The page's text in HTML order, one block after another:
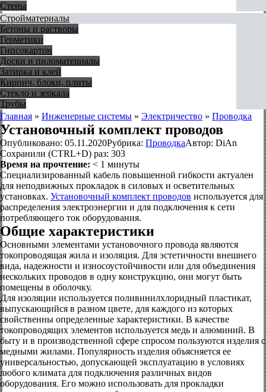
Стены
Стройматериалы
Бетоны и растворы
Герметики
Гипсокартон
Доски и пиломатериалы
Затирка и клей
Кирпич, блоки, плиты
Стекло и зеркала
Трубы
Главная » Инженерные системы » Электричество » Проводка
Установочный комплект проводов
Опубликовано: 05.11.2020Рубрика: ПроводкаАвтор: DiAn
Сохранили (CTRL+D) раз: 303
Время на прочтение: < 1 минуты
Специализированный кабель повышенной гибкости актуален
для неподвижных прокладок в силовых и осветительных
установках. Установочный комплект проводов используется для
распределения электроэнергии и для подключения к сети
потребляющего ток оборудования.
Общие характеристики
Основными элементами установочного провода являются
токопроводящая жила и изоляция. Для эстетичности внешнего
вида, надежности и износоустойчивости или для объединения
нескольких проводов в одну конструкцию, они могут быть
помещены в оболочку.
Для изоляции используется поливинилхлоридный пластикат,
выпускающийся в разном цвете, для каждого из которых
свойственны определенные характеристики. В качестве
токопроводящих элементов используется медь и алюминий. В
быту и в производственной сфере спросом пользуются изделия с
медными жилами. Популярность изделия объясняется ее
универсальностью, допускающей эксплуатацию в условиях
любого климата для подключения различных видов
оборудования. Его можно использовать для прокладки